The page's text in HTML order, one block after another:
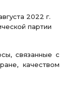
2022 г.
партии
связанные с
качеством